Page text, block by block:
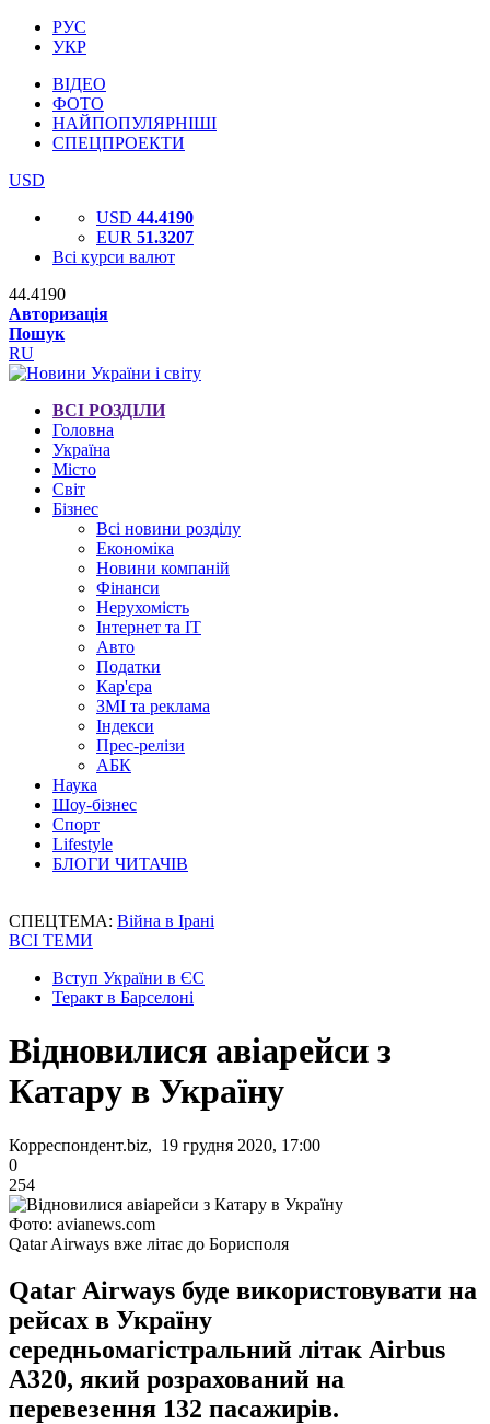
РУС
УКР
ВІДЕО
ФОТО
НАЙПОПУЛЯРНІШІ
СПЕЦПРОЕКТИ
USD
USD 44.4190
EUR 51.3207
Всі курси валют
44.4190
Авторизація
Пошук
RU
ВСІ РОЗДІЛИ
Головна
Україна
Місто
Світ
Бізнес
Всі новини розділу
Економіка
Новини компаній
Фінанси
Нерухомість
Інтернет та IT
Авто
Податки
Кар'єра
ЗМІ та реклама
Індекси
Прес-релізи
АБК
Наука
Шоу-бізнес
Спорт
Lifestyle
БЛОГИ ЧИТАЧІВ
СПЕЦТЕМА: Війна в Ірані
ВСІ ТЕМИ
Вступ України в ЄС
Теракт в Барселоні
Відновилися авіарейси з
Катару в Україну
Корреспондент.biz, 19 грудня 2020, 17:00
0
254
Фото: avianews.com
Qatar Airways вже літає до Борисполя
Qatar Airways буде використовувати на
рейсах в Україну
середньомагістральний літак Airbus
A320, який розрахований на
перевезення 132 пасажирів.